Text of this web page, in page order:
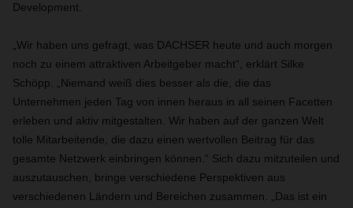
Development.
„Wir haben uns gefragt, was DACHSER heute und auch morgen
noch zu einem attraktiven Arbeitgeber macht“, erklärt Silke
Schöpp. „Niemand weiß dies besser als die, die das
Unternehmen jeden Tag von innen heraus in all seinen Facetten
erleben und aktiv mitgestalten. Wir haben auf der ganzen Welt
tolle Mitarbeitende, die dazu einen wertvollen Beitrag für das
gesamte Netzwerk einbringen können.“ Sich dazu mitzuteilen und
auszutauschen, bringe verschiedene Perspektiven aus
verschiedenen Ländern und Bereichen zusammen. „Das ist ein